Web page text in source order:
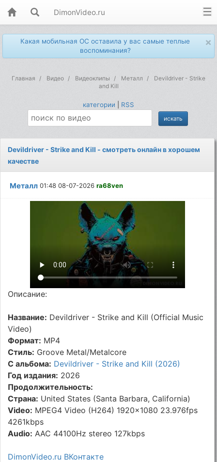
DimonVideo.ru
×
Какая мобильная ОС оставила у вас самые теплые
воспоминания?
Главная Видео Видеоклипы Металл
Devildriver - Strike
and Kill
категории RSS
Devildriver - Strike and Kill - смотреть онлайн в хорошем
качестве
Металл 01:48 08-07-2026ra68ven
Описание:
Название: Devildriver - Strike and Kill (Official Music
Video)
Формат: MP4
Стиль: Groove Metal/Metalcore
С альбома: Devildriver - Strike and Kill (2026)
Год издания: 2026
Продолжительность:
Страна: United States (Santa Barbara, California)
Video: MPEG4 Video (H264) 1920x1080 23.976fps
4261kbps
Audio: AAC 44100Hz stereo 127kbps
DimonVideo.ru ВКонтакте